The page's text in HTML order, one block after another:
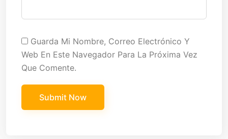
Guarda Mi Nombre, Correo Electrónico Y
Web En Este Navegador Para La Próxima Vez
Que Comente.